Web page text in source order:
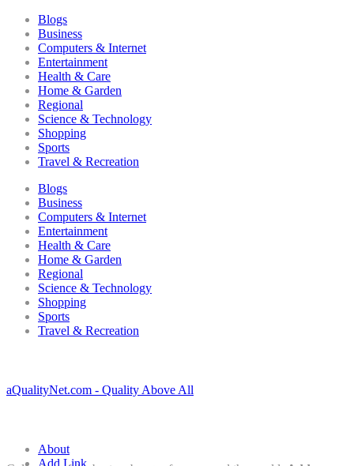
Blogs
Business
Computers & Internet
Entertainment
Health & Care
Home & Garden
Regional
Science & Technology
Shopping
Sports
Travel & Recreation
Blogs
Business
Computers & Internet
Entertainment
Health & Care
Home & Garden
Regional
Science & Technology
Shopping
Sports
Travel & Recreation
aQualityNet.com - Quality Above All
About
Add Link